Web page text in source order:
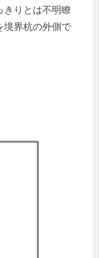
きりとは不明瞭
境界杭の外側で